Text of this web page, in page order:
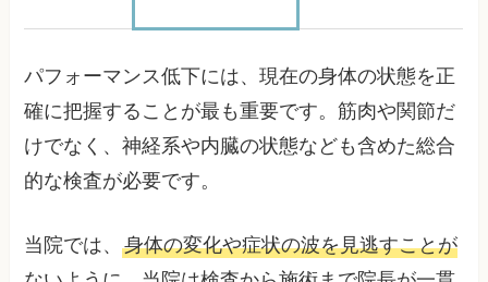
パフォーマンス低下には、現在の身体の状態を正
確に把握することが最も重要です。筋肉や関節だ
けでなく、神経系や内臓の状態なども含めた総合
的な検査が必要です。
当院では、身体の変化や症状の波を見逃すことが